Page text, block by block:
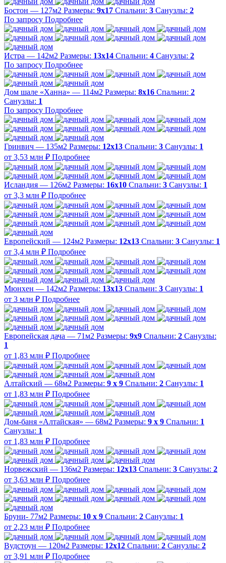
Бостон — 127м2 Размеры: 9х17 Спальни: 3 Санузлы: 2
По запросу Подробнее
Истра — 142м2 Размеры: 13х14 Спальни: 4 Санузлы: 2
По запросу Подробнее
Дом шале «Ханна» — 114м2 Размеры: 8х16 Спальни: 2
Санузлы: 1
По запросу Подробнее
Гринвич — 135м2 Размеры: 12х13 Спальни: 3 Санузлы: 1
от 3,53 млн ₽ Подробнее
Исландия — 126м2 Размеры: 16х10 Спальни: 3 Санузлы: 1
от 3,3 млн ₽ Подробнее
Европейский — 124м2 Размеры: 12х13 Спальни: 3 Санузлы: 1
от 3,4 млн ₽ Подробнее
Мюнхен — 142м2 Размеры: 13х13 Спальни: 3 Санузлы: 1
от 3 млн ₽ Подробнее
Европейская дача — 71м2 Размеры: 9х9 Спальни: 2 Санузлы:
1
от 1,83 млн ₽ Подробнее
Алтайский — 68м2 Размеры: 9 х 9 Спальни: 2 Санузлы: 1
от 1,83 млн ₽ Подробнее
Дом-баня «Алтайская» — 68м2 Размеры: 9 х 9 Спальни: 1
Санузлы: 1
от 1,83 млн ₽ Подробнее
Норвежский — 136м2 Размеры: 12х13 Спальни: 3 Санузлы: 2
от 3,63 млн ₽ Подробнее
Бруни- 77м2 Размеры: 10 х 9 Спальни: 2 Санузлы: 1
от 2,23 млн ₽ Подробнее
Вудстоун — 120м2 Размеры: 12х12 Спальни: 2 Санузлы: 2
от 3,91 млн ₽ Подробнее